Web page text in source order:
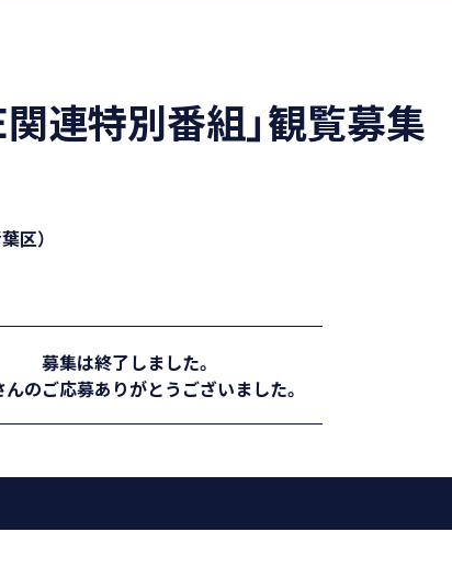
定する場合があり、改定した場合には、すみやかに改定
規約に従うものとします。
関連特別番組」観覧募集
区）
募集は終了しました。
んのご応募ありがとうございました。